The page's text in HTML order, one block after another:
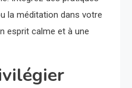
la méditation dans votre
esprit calme et à une